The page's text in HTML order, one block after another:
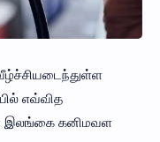
எவ்வித
இலங்கை கனிமவள